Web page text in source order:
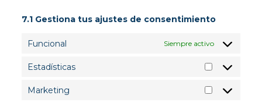
7.1 Gestiona tus ajustes de consentimiento
Funcional Siempre activo
Estadísticas
Marketing
Marketing